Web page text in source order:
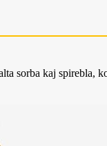
sorba kaj spirebla,